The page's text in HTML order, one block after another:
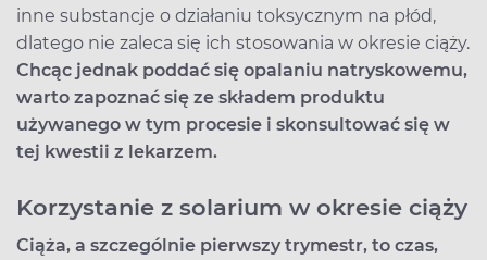
inne substancje o działaniu toksycznym na płód,
dlatego nie zaleca się ich stosowania w okresie ciąży.
Chcąc jednak poddać się opalaniu natryskowemu,
warto zapoznać się ze składem produktu
używanego w tym procesie i skonsultować się w
tej kwestii z lekarzem.
Korzystanie z solarium w okresie ciąży
Ciąża, a szczególnie pierwszy trymestr, to czas,